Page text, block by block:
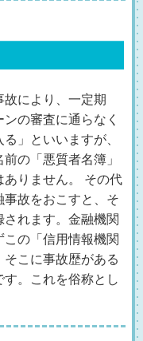
により、一定期
の審査に通らなく
」といいますが、
の「悪質者名簿」
りません。 その代
故をおこすと、そ
れます。金融機関
の「信用情報機関
こに事故歴がある
。これを俗称とし